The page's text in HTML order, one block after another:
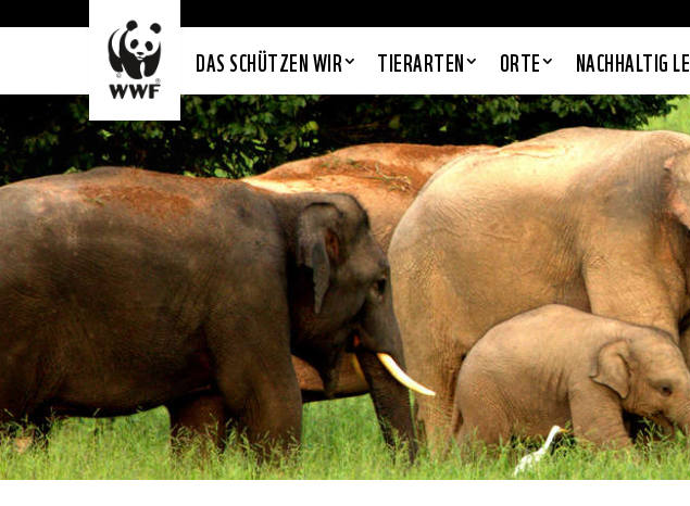
DAS SCHÜTZEN WIR TIERARTEN ORTE NACHHALTIG
ELEFANT Bedrohung Lösung Projekte Weitere Artikel
AUCH!
Cookies
uns eine
Website.
welche
Deine
Website